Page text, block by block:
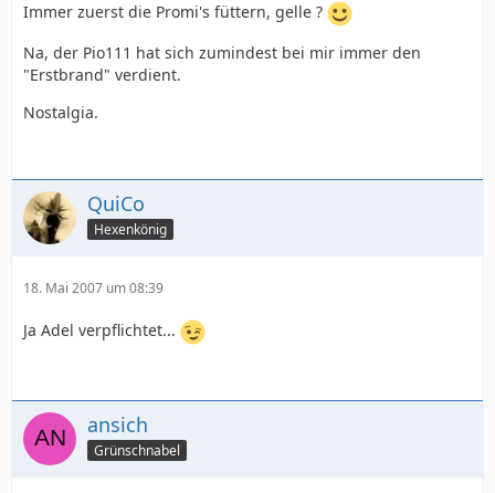
Immer zuerst die Promi's füttern, gelle ?
Na, der Pio111 hat sich zumindest bei mir immer den
"Erstbrand" verdient.
Nostalgia.
QuiCo
Hexenkönig
18. Mai 2007 um 08:39
Ja Adel verpflichtet...
ansich
Grünschnabel